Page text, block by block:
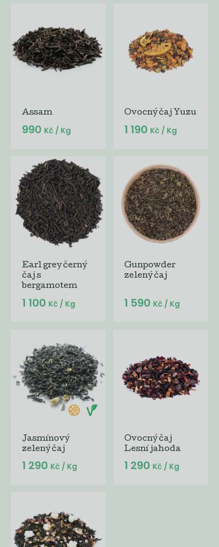
Assam
990 Kč / Kg
Ovocný čaj Yuzu
1 190 Kč / Kg
Earl grey černý
čaj s
bergamotem
1 100 Kč / Kg
Gunpowder
zelený čaj
1 590 Kč / Kg
Jasmínový
zelený čaj
1 290 Kč / Kg
Ovocný čaj
Lesní jahoda
1 290 Kč / Kg